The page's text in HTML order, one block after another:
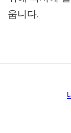
웁니다.